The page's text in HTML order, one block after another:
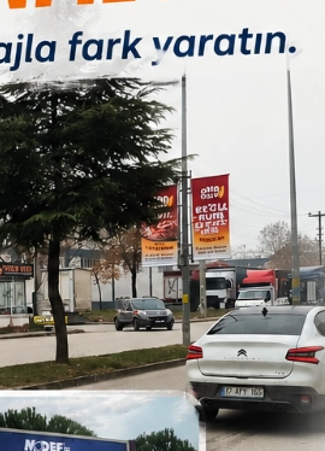
başkan yardımcısı ile sondajı
çelişkili açıklamalar?başlıklı ikinci bir
bir belediye yetkilisinin, ya da ihaleyi
her iki taraftan da herhangi bir
üzerine, burada bir
kez rant ve usulsüzlük olabilir
ihaleyi alan firma yetkilileri, nede
ya da bir firma hakkında çıkan bu
parti siyasetçilerinin sessiz kalışı da
partisine mensup bir belediyeye bu
kamuoyu oluşturmak için
eden haberler yaptık. Ancak ne
Korktuklarını düşünüyorduk. Zira